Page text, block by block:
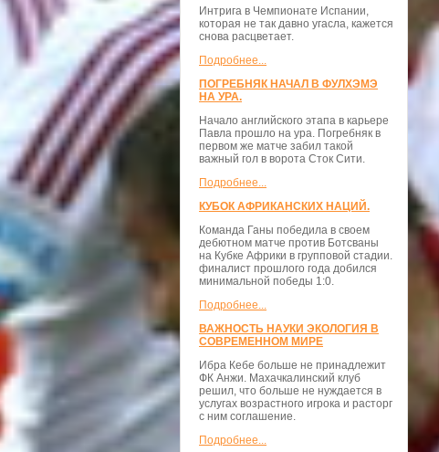
Интрига в Чемпионате Испании,
которая не так давно угасла, кажется
снова расцветает.
Подробнее...
ПОГРЕБНЯК НАЧАЛ В ФУЛХЭМЭ
НА УРА.
Начало английского этапа в карьере
Павла прошло на ура. Погребняк в
первом же матче забил такой
важный гол в ворота Сток Сити.
Подробнее...
КУБОК АФРИКАНСКИХ НАЦИЙ.
Команда Ганы победила в своем
дебютном матче против Ботсваны
на Кубке Африки в групповой стадии.
финалист прошлого года добился
минимальной победы 1:0.
Подробнее...
ВАЖНОСТЬ НАУКИ ЭКОЛОГИЯ В
СОВРЕМЕННОМ МИРЕ
Ибра Кебе больше не принадлежит
ФК Анжи. Махачкалинский клуб
решил, что больше не нуждается в
услугах возрастного игрока и расторг
с ним соглашение.
Подробнее...